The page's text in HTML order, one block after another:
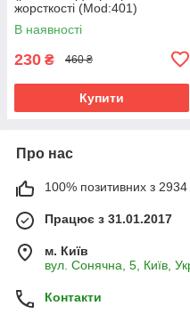
жорсткості (Mod:401)
В наявності
230 ₴ 460 ₴
Купити
Про нас
100% позитивних з 2934
Працює з 31.01.2017
м. Київ
вул. Сонячна, 5, Київ,
Контакти